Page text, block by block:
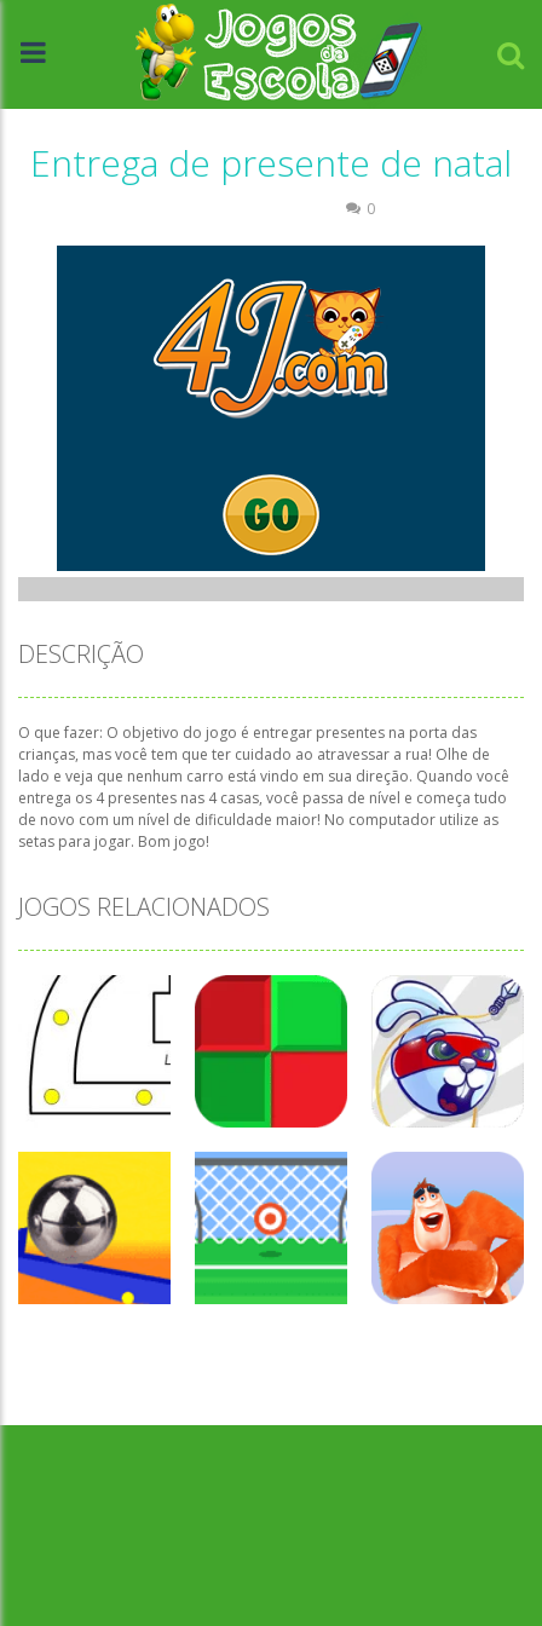
Entrega de presente de natal
0
DESCRIÇÃO
O que fazer: O objetivo do jogo é entregar presentes na porta das
crianças, mas você tem que ter cuidado ao atravessar a rua! Olhe de
lado e veja que nenhum carro está vindo em sua direção. Quando você
entrega os 4 presentes nas 4 casas, você passa de nível e começa tudo
de novo com um nível de dificuldade maior! No computador utilize as
setas para jogar. Bom jogo!
JOGOS RELACIONADOS
Coordenação
Motora
Labirinto do
Mouse
Coordenação
Motora
Não toque no
vermelho
Coordenação
Motora
Rabbit
Samurai
Challenge
Chute no alvo Yeti Sensation